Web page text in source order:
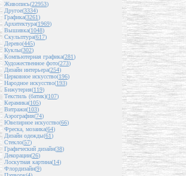
Живопись(22953)
Другое(3334)
Графика(3261)
Архитектура(1969)
Вышивка(1048)
Скульптура(617)
Дерево(445)
Куклы(302)
Компьютерная графика(281)
Художественное фото(273)
Дизайн интерьера(254)
Церковное искусство(196)
Народное искусство(193)
Бижутерия(119)
Текстиль (батик)(107)
Керамика(105)
Витражи(103)
Аэрография(74)
Ювелирное искусство(66)
Фреска, мозаика(64)
Дизайн одежды(61)
Стекло(57)
Графический дизайн(38)
Декорации(26)
Лоскутная картина(14)
Флордизайн(9)